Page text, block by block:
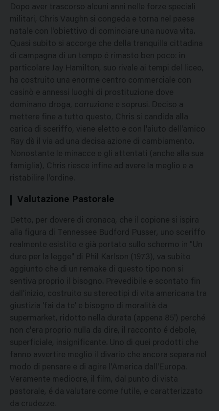
Dopo aver trascorso alcuni anni nelle forze speciali
militari, Chris Vaughn si congeda e torna nel paese
natale con l'obiettivo di cominciare una nuova vita.
Quasi subito si accorge che della tranquilla cittadina
di campagna di un tempo é rimasto ben poco: in
particolare Jay Hamilton, suo rivale ai tempi del liceo,
ha costruito una enorme centro commerciale con
casinò e annessi luoghi di prostituzione dove
dominano droga, corruzione e soprusi. Deciso a
mettere fine a tutto questo, Chris si candida alla
carica di sceriffo, viene eletto e con l'aiuto dell'amico
Ray dà il via ad una decisa azione di cambiamento.
Nonostante le minacce e gli attentati (anche alla sua
famiglia), Chris riesce infine ad avere la meglio e a
ristabilire l'ordine.
Valutazione Pastorale
Detto, per dovere di cronaca, che il copione si ispira
alla figura di Tennessee Budford Pusser, uno sceriffo
realmente esistito e già portato sullo schermo in "Un
duro per la legge" di Phil Karlson (1973), va subito
aggiunto che di un remake di questo tipo non si
sentiva proprio il bisogno. Prevedibile e scontato fin
dall'inizio, costruito su stereotipi di vita americana tra
giustizia 'fai da te' e bisogno di moralità da
supermarket, ridotto nella durata (appena 85') perché
non c'era proprio nulla da dire, il racconto é debole,
superficiale, insignificante. Uno di quei prodotti che
fanno avvertire meglio il divario che ancora separa nel
modo di pensare e di agire l'America dall'Europa.
Veramente mediocre, il film, dal punto di vista
pastorale, é da valutare come futile, e caratterizzato
da crudezze.